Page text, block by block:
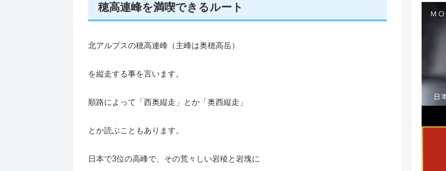
穂高連峰を満喫できるルート
北アルプスの穂高連峰（主峰は奥穂高岳）
を縦走する事を言います。
順路によって「西奥縦走」とか「奥西縦走」
とか読ぶこともあります。
日本で3位の高峰で、その荒々しい岩稜と岩塊に